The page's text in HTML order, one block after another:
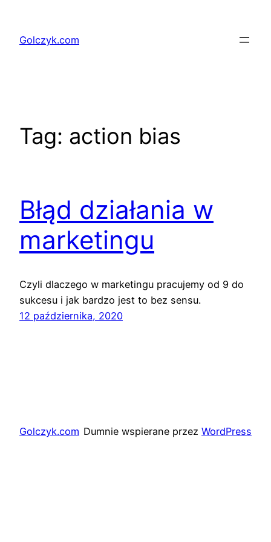
treściGolczyk.com
Tag: action bias
Błąd działania w
marketingu
Czyli dlaczego w marketingu pracujemy od 9 do
sukcesu i jak bardzo jest to bez sensu.
12 października, 2020
Golczyk.com Dumnie wspierane przez WordPress